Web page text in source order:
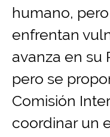
humano,
enfrentan
avanza en su
pero se
Comisión
coordinar un